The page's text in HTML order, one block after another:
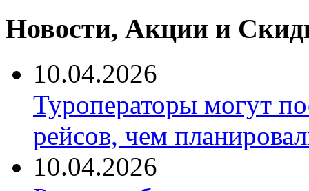
Новости, Акции и
10.04.2026
Туроператоры могут
рейсов, чем
10.04.2026